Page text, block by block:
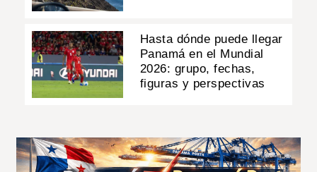
Hasta dónde puede llegar
Panamá en el Mundial
2026: grupo, fechas,
figuras y perspectivas